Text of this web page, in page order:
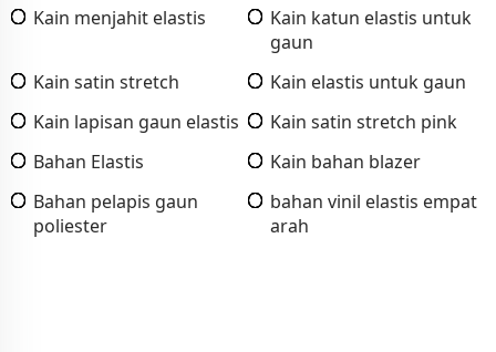
Kain menjahit elastis
Kain katun elastis untuk
gaun
Kain satin stretch
Kain elastis untuk gaun
Kain lapisan gaun elastis
Kain satin stretch pink
Bahan Elastis
Kain bahan blazer
Bahan pelapis gaun
poliester
bahan vinil elastis empat
arah